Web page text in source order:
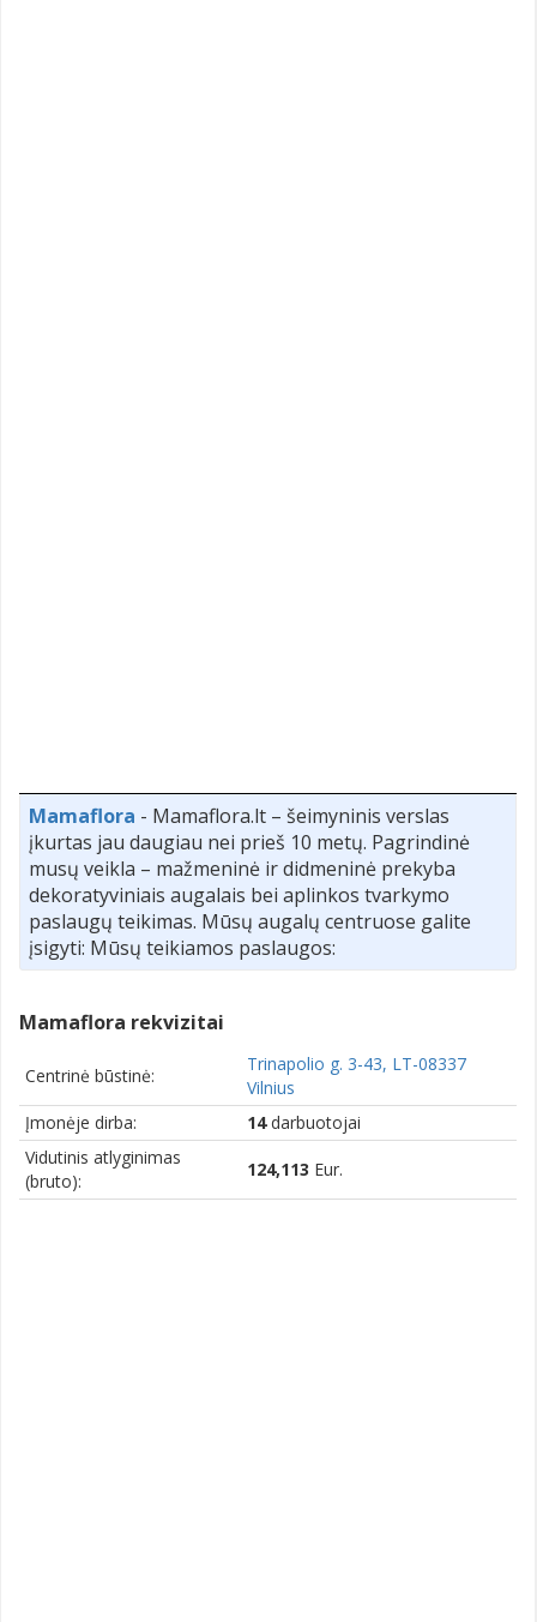
Mamaflora - Mamaflora.lt – šeimyninis verslas
įkurtas jau daugiau nei prieš 10 metų. Pagrindinė
musų veikla – mažmeninė ir didmeninė prekyba
dekoratyviniais augalais bei aplinkos tvarkymo
paslaugų teikimas. Mūsų augalų centruose galite
įsigyti: Mūsų teikiamos paslaugos:
Mamaflora rekvizitai
Centrinė būstinė:
Trinapolio g. 3-43, LT-08337
Vilnius
Įmonėje dirba:
14darbuotojai
Vidutinis atlyginimas
(bruto):
124,113 Eur.